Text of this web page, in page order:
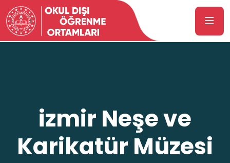
izmir Neşe ve
Karikatür Müzesi